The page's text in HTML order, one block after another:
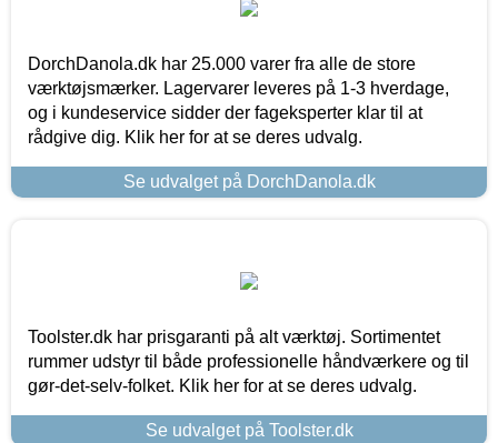
DorchDanola.dk har 25.000 varer fra alle de store
værktøjsmærker. Lagervarer leveres på 1-3 hverdage,
og i kundeservice sidder der fageksperter klar til at
rådgive dig. Klik her for at se deres udvalg.
Se udvalget på DorchDanola.dk
Toolster.dk har prisgaranti på alt værktøj. Sortimentet
rummer udstyr til både professionelle håndværkere og til
gør-det-selv-folket. Klik her for at se deres udvalg.
Se udvalget på Toolster.dk